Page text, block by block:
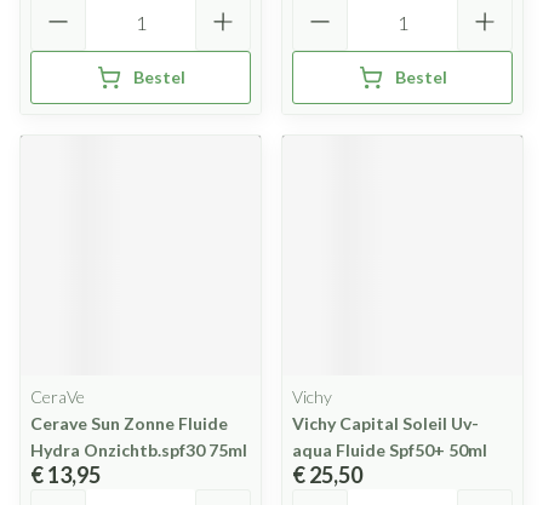
Bestel Bestel
CeraVe
Cerave Sun Zonne Fluide
Hydra Onzichtb.spf30 75ml
€ 13,95
Vichy
Vichy Capital Soleil Uv-
aqua Fluide Spf50+ 50ml
€ 25,50